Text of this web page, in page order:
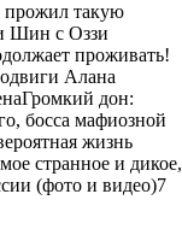
прожил такую
Шин с Оззи
проживать!
Алана
дон:
босса мафиозной
жизнь
странное и дикое,
(фото и видео)7